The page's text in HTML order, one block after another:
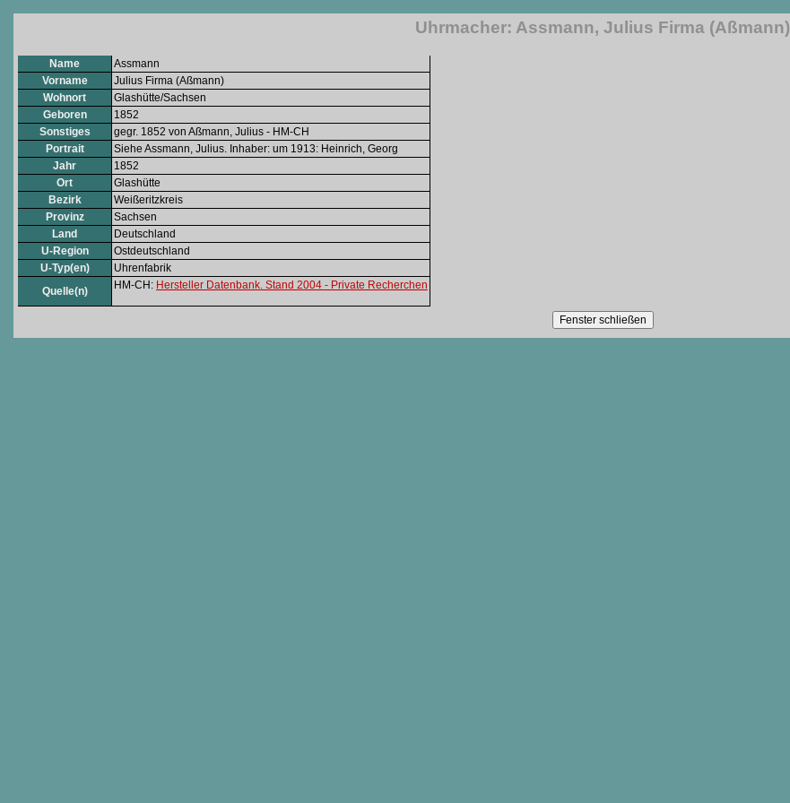
Uhrmacher: Assmann, Julius Firma (Aßmann)
Name
Assmann
Vorname
Julius Firma (Aßmann)
Wohnort
Glashütte/Sachsen
Geboren
1852
Sonstiges
gegr. 1852 von Aßmann, Julius - HM-CH
Portrait
Siehe Assmann, Julius. Inhaber: um 1913: Heinrich, Georg
Jahr
1852
Ort
Glashütte
Bezirk
Weißeritzkreis
Provinz
Sachsen
Land
Deutschland
U-Region
Ostdeutschland
U-Typ(en)
Uhrenfabrik
Quelle(n)
HM-CH: Hersteller Datenbank. Stand 2004 - Private Recherchen